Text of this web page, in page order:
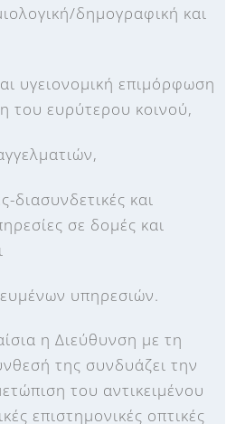
δημογραφική και
υγειονομική επιμόρφωση
του ευρύτερου κοινού,
διασυνδετικές και
σε δομές και
υπηρεσιών.
η Διεύθυνση με τη
της συνδυάζει την
του αντικειμένου
επιστημονικές οπτικές